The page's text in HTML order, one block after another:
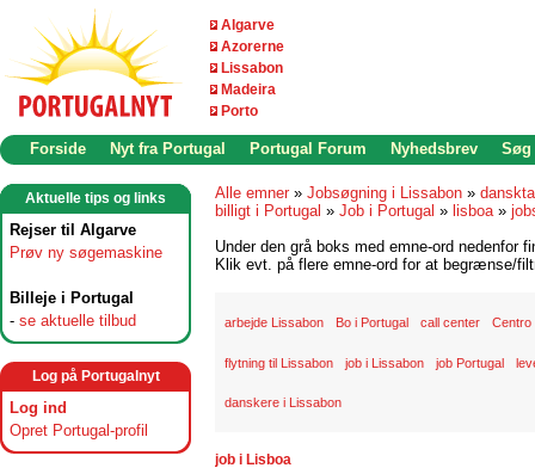
Algarve
Azorerne
Lissabon
Madeira
Porto
Forside Nyt fra Portugal Portugal Forum Nyhedsbrev Søg
Aktuelle tips og links
Rejser til Algarve
Prøv ny søgemaskine
Billeje i Portugal
- se aktuelle tilbud
Log på Portugalnyt
Log ind
Opret Portugal-profil
Alle emner » Jobsøgning i Lissabon »
billigt i Portugal » Job i Portugal » lisboa»
Under den grå boks med emne-ord nedenfor
Klik evt. på flere emne-ord for at begrænse/
arbejde Lissabon Bo i Portugal call center Centro
flytning til Lissabon job i Lissabon job Portugal
danskere i Lissabon
job i Lisboa